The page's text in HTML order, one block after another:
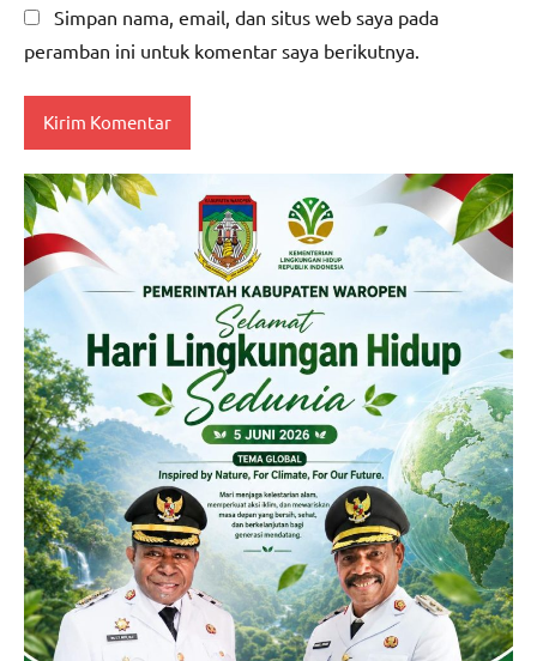
Simpan nama, email, dan situs web saya pada
peramban ini untuk komentar saya berikutnya.